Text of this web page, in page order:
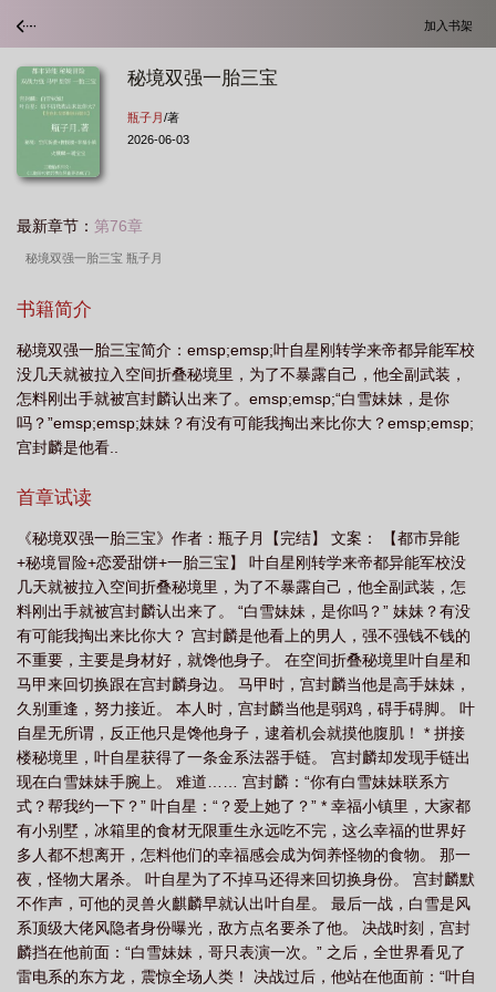
加入书架
秘境双强一胎三宝
瓶子月/著
2026-06-03
最新章节： 第76章
秘境双强一胎三宝 瓶子月
书籍简介
秘境双强一胎三宝简介：emsp;emsp;叶自星刚转学来帝都异能军校
没几天就被拉入空间折叠秘境里，为了不暴露自己，他全副武装，
怎料刚出手就被宫封麟认出来了。emsp;emsp;“白雪妹妹，是你
吗？”emsp;emsp;妹妹？有没有可能我掏出来比你大？emsp;emsp;
宫封麟是他看..
首章试读
《秘境双强一胎三宝》作者：瓶子月【完结】 文案： 【都市异能
+秘境冒险+恋爱甜饼+一胎三宝】 叶自星刚转学来帝都异能军校没
几天就被拉入空间折叠秘境里，为了不暴露自己，他全副武装，怎
料刚出手就被宫封麟认出来了。 “白雪妹妹，是你吗？” 妹妹？有没
有可能我掏出来比你大？ 宫封麟是他看上的男人，强不强钱不钱的
不重要，主要是身材好，就馋他身子。 在空间折叠秘境里叶自星和
马甲来回切换跟在宫封麟身边。 马甲时，宫封麟当他是高手妹妹，
久别重逢，努力接近。 本人时，宫封麟当他是弱鸡，碍手碍脚。 叶
自星无所谓，反正他只是馋他身子，逮着机会就摸他腹肌！ * 拼接
楼秘境里，叶自星获得了一条金系法器手链。 宫封麟却发现手链出
现在白雪妹妹手腕上。 难道…… 宫封麟：“你有白雪妹妹联系方
式？帮我约一下？” 叶自星：“？爱上她了？” * 幸福小镇里，大家都
有小别墅，冰箱里的食材无限重生永远吃不完，这么幸福的世界好
多人都不想离开，怎料他们的幸福感会成为饲养怪物的食物。 那一
夜，怪物大屠杀。 叶自星为了不掉马还得来回切换身份。 宫封麟默
不作声，可他的灵兽火麒麟早就认出叶自星。 最后一战，白雪是风
系顶级大佬风隐者身份曝光，敌方点名要杀了他。 决战时刻，宫封
麟挡在他前面：“白雪妹妹，哥只表演一次。” 之后，全世界看见了
雷电系的东方龙，震惊全场人类！ 决战过后，他站在他面前：“叶自